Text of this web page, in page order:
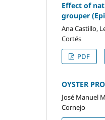
Effect of
grouper
Ana Castillo,
Cortés
PDF
OYSTER
José Manuel
Cornejo